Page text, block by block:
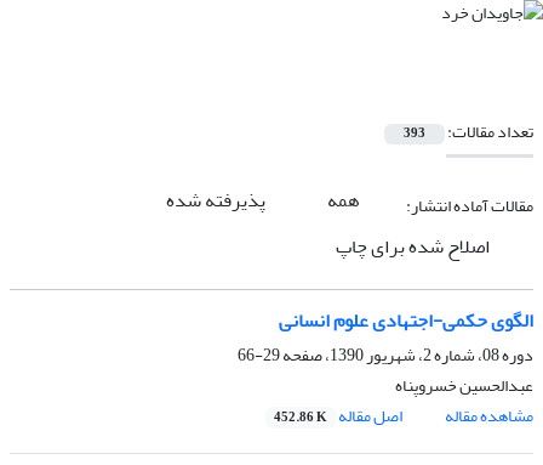
تعداد مقالات: 393
مقالات آماده انتشار: همه
پذیرفته شده
اصلاح شده برای چاپ
الگوی حکمی-اجتهادی علوم انسانی
دوره 08، شماره 2، شهریور 1390، صفحه
29-66
عبدالحسین خسروپناه
مشاهده مقاله
اصل مقاله 452.86 K